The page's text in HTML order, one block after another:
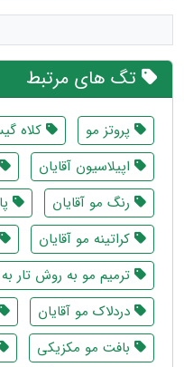
تگ های مرتبط
پروتز مو کلاه
اپیلاسیون آقایان
رنگ مو آقایان
کراتینه مو آقایان
ترمیم مو به روش تار به
دردلاک مو آقایان
بافت مو مکزیکی